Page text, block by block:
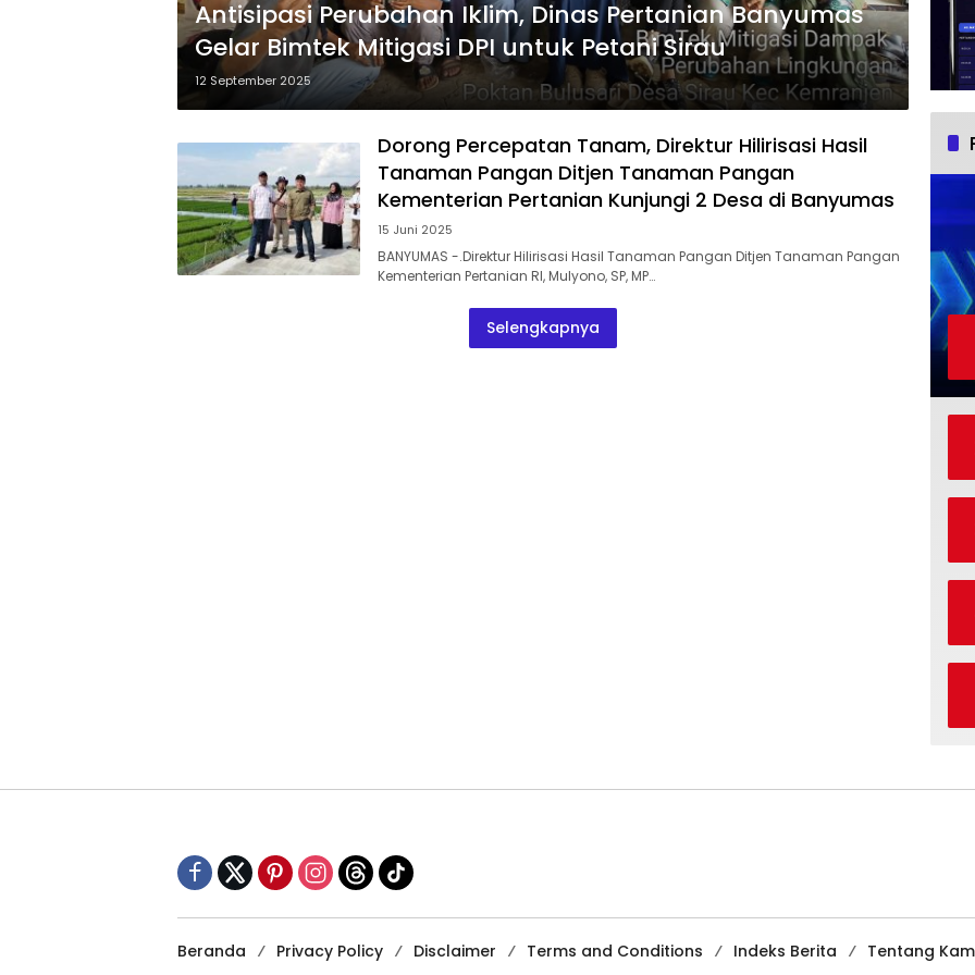
Antisipasi Perubahan Iklim, Dinas Pertanian Banyumas
Gelar Bimtek Mitigasi DPI untuk Petani Sirau
12 September 2025
Dorong Percepatan Tanam, Direktur Hilirisasi Hasil
Tanaman Pangan Ditjen Tanaman Pangan
Kementerian Pertanian Kunjungi 2 Desa di Banyumas
15 Juni 2025
BANYUMAS -.Direktur Hilirisasi Hasil Tanaman Pangan Ditjen Tanaman Pangan
Kementerian Pertanian RI, Mulyono, SP, MP…
Selengkapnya
Beranda Privacy Policy Disclaimer Terms and Conditions Indeks Berita Tentang